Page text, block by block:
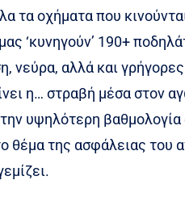
τα οχήματα που
‘κυνηγούν’ 190+
νεύρα, αλλά και
η… στραβή μέσα στον
υψηλότερη
θέμα της ασφάλειας του